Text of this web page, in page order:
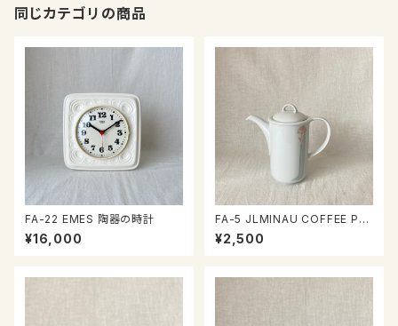
同じカテゴリの商品
FA-22 EMES 陶器の時計
¥16,000
FA-5 JLMINAU COFFEE PO
T
¥2,500